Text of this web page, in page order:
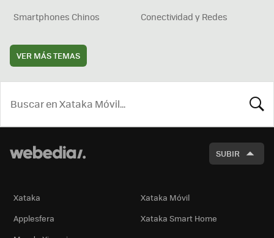
Smartphones Chinos
Conectividad y Redes
VER MÁS TEMAS
SUBIR
Xataka
Xataka Móvil
Applesfera
Xataka Smart Home